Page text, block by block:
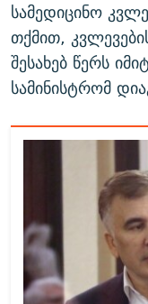
სამედიცინო
თქმით,
შესახებ წერს
სამინისტრომ